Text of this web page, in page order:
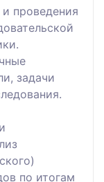
проведения
задачи
по итогам